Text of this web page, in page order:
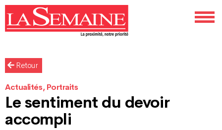
Retour
Actualités, Portraits
Le sentiment du devoir
accompli